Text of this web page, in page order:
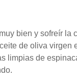
bien y sofreír la
de oliva virgen
limpias de